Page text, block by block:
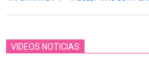
VIDEOS NOTICIAS